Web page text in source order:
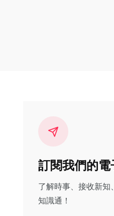
訂閱我們的電
了解時事、接收新知
知識通！